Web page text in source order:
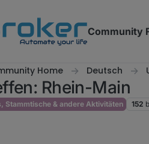
Community
Home Deutsch
Rhein-Main
Stammtische & andere Aktivitäten 152